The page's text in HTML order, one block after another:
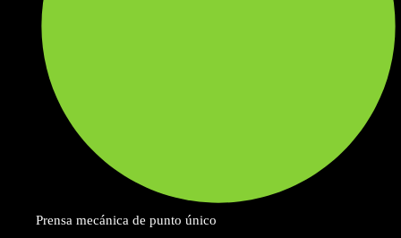
Prensa mecánica de punto único